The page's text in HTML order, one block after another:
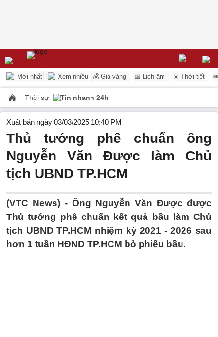
Mới nhất Xem nhiều 💰 Giá vàng 📅 Lịch âm ☀️ Thời tiết
Thời sự Tin nhanh 24h
Xuất bản ngày 03/03/2025 10:40 PM
Thủ tướng phê chuẩn ông
Nguyễn Văn Được làm Chủ
tịch UBND TP.HCM
(VTC News) - Ông Nguyễn Văn Được được
Thủ tướng phê chuẩn kết quả bầu làm Chủ
tịch UBND TP.HCM nhiệm kỳ 2021 - 2026 sau
hơn 1 tuần HĐND TP.HCM bỏ phiếu bầu.